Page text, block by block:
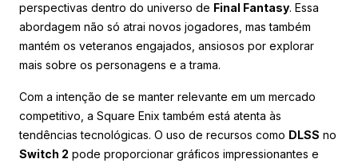
perspectivas dentro do universo de Final Fantasy. Essa
abordagem não só atrai novos jogadores, mas também
mantém os veteranos engajados, ansiosos por explorar
mais sobre os personagens e a trama.
Com a intenção de se manter relevante em um mercado
competitivo, a Square Enix também está atenta às
tendências tecnológicas. O uso de recursos como DLSS no
Switch 2 pode proporcionar gráficos impressionantes e